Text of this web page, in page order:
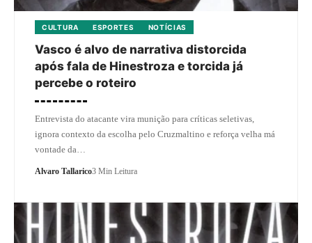
CULTURA ESPORTES NOTÍCIAS
Vasco é alvo de narrativa distorcida
após fala de Hinestroza e torcida já
percebe o roteiro
Entrevista do atacante vira munição para críticas seletivas,
ignora contexto da escolha pelo Cruzmaltino e reforça velha má
vontade da…
Alvaro Tallarico3 Min Leitura